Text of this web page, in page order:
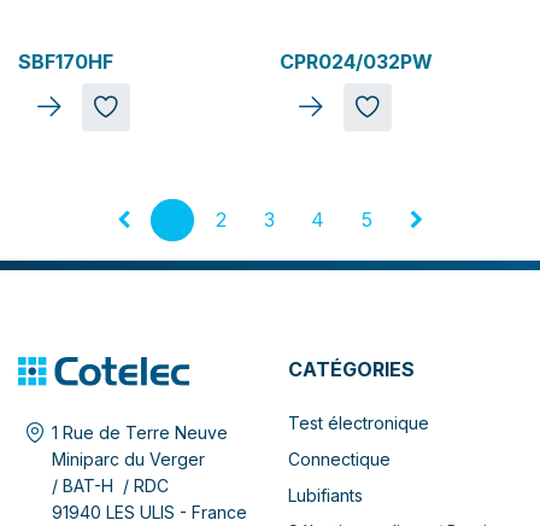
SBF170HF CPR024/032PW
2 3 4 5
1 Rue de Terre Neuve
Miniparc du Verger
/ BAT-H / RDC
91940 LES ULIS - France
CATÉGORIES
Test électronique
Connectique
Lubifiants